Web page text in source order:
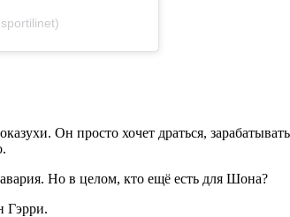
Он просто хочет драться,
Но в целом, кто ещё есть для Шона?
Гэрри.